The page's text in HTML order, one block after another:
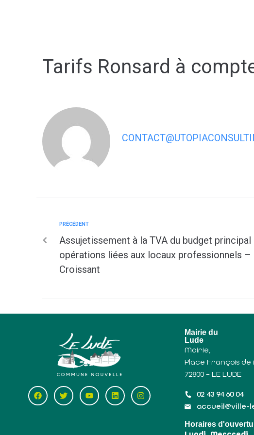
Tarifs Ronsard à
PRÉCÉDENT
Assujetissement à la TVA du budget principal
opérations liées aux locaux professionnels –
Croissant
Mairie du
Lude
Mairie,
Place François de
72800 – LE LUDE
02 43 94 60 04
accueil@ville-
Horaires